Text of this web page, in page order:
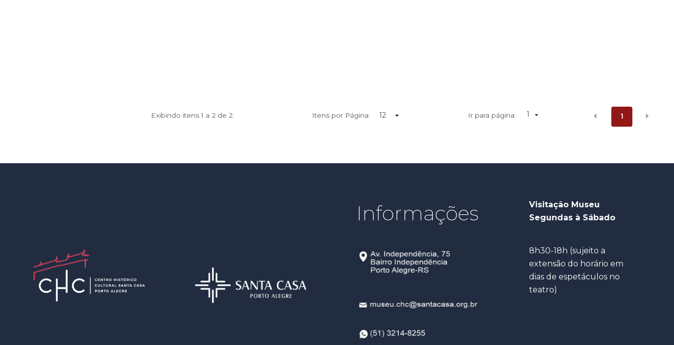
Exibindo itens 1 a 2 de 2. Itens por Página: Ir para página: 1 1
Informações
Visitação Museu
Segundas à Sábado
8h30-18h (sujeito a
extensão do horário em
dias de espetáculos no
teatro)